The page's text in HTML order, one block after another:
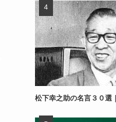
松下幸之助の名言３０選